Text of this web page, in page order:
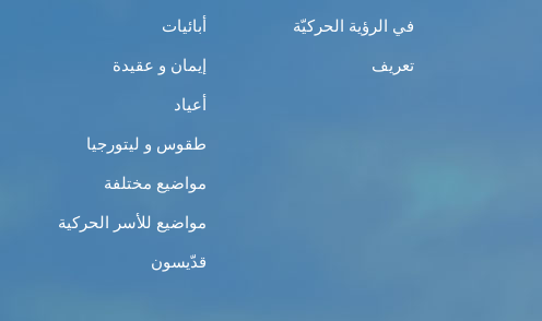
في الرؤية الحركيّة
تعريف
أبائيات
إيمان و عقيدة
أعياد
طقوس و ليتورجيا
مواضيع مختلفة
مواضيع للأسر الحركية
قدّيسون